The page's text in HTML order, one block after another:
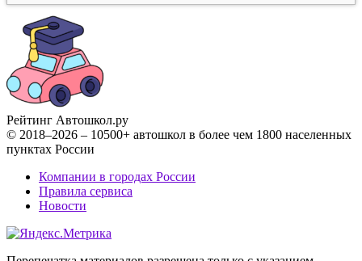
Рейтинг Автошкол.ру
© 2018–2026 – 10500+ автошкол в более чем 1800 населенных
пунктах России
Компании в городах России
Правила сервиса
Новости